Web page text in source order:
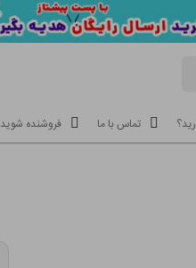
تماس با ما فروشنده شوید